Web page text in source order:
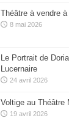
Théâtre à vendre
8 mai 2026
Le Portrait de
Lucernaire
24 avril 2026
Voltige au Théâtre
19 avril 2026